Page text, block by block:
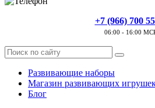
+7 (966) 700
06:00 - 16:00
Развивающие наборы
Магазин развивающих
Блог